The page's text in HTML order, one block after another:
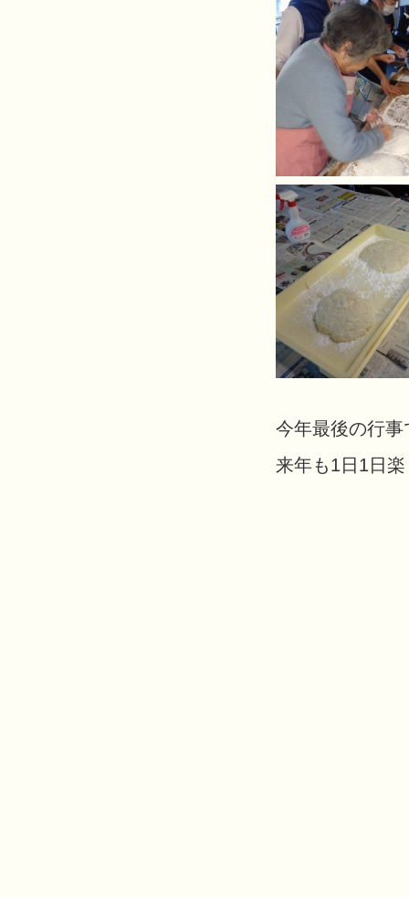
今年最後の行
来年も1日1日